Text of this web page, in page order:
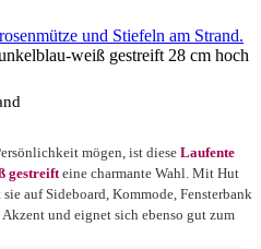
weiß gestreift 28 cm hoch
mögen, ist diese Laufente
gestreifteine charmante Wahl. Mit Hut
auf Sideboard, Kommode, Fensterbank
und eignet sich ebenso gut zum